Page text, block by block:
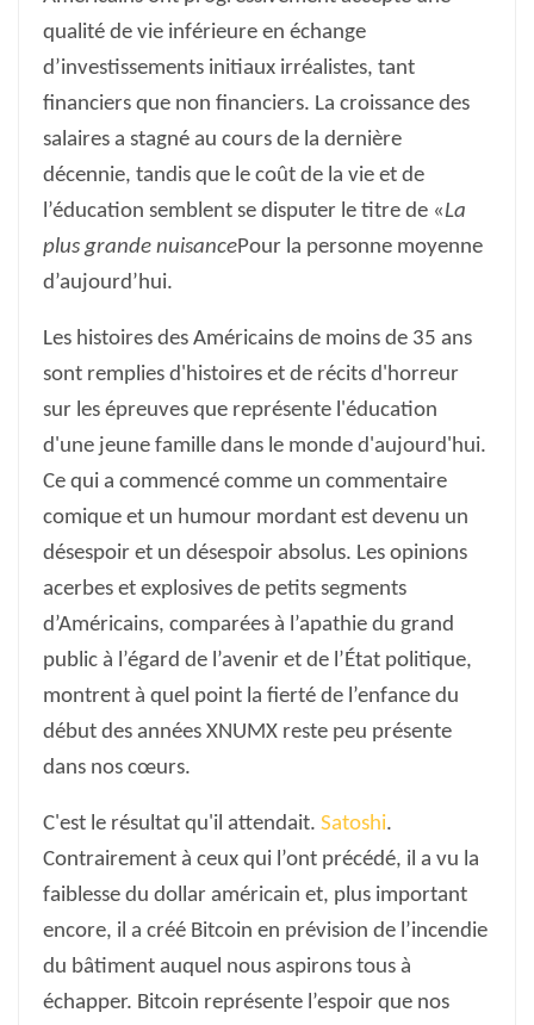
qualité de vie inférieure en échange
d’investissements initiaux irréalistes, tant
financiers que non financiers. La croissance des
salaires a stagné au cours de la dernière
décennie, tandis que le coût de la vie et de
l’éducation semblent se disputer le titre de «La
plus grande nuisancePour la personne moyenne
d’aujourd’hui.
Les histoires des Américains de moins de 35 ans
sont remplies d'histoires et de récits d'horreur
sur les épreuves que représente l'éducation
d'une jeune famille dans le monde d'aujourd'hui.
Ce qui a commencé comme un commentaire
comique et un humour mordant est devenu un
désespoir et un désespoir absolus. Les opinions
acerbes et explosives de petits segments
d’Américains, comparées à l’apathie du grand
public à l’égard de l’avenir et de l’État politique,
montrent à quel point la fierté de l’enfance du
début des années XNUMX reste peu présente
dans nos cœurs.
C'est le résultat qu'il attendait. Satoshi.
Contrairement à ceux qui l’ont précédé, il a vu la
faiblesse du dollar américain et, plus important
encore, il a créé Bitcoin en prévision de l’incendie
du bâtiment auquel nous aspirons tous à
échapper. Bitcoin représente l’espoir que nos